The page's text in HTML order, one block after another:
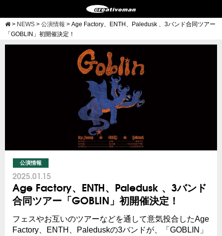
> NEWS > 公演情報 > Age Factory、ENTH、Paledusk 、3バンド合同ツアー
「GOBLIN」初開催決定！
公演情報
2025.01.15
Age Factory、ENTH、Paledusk 、3バンド
合同ツアー「GOBLIN」初開催決定！
フェスやお互いのツアーなどを通して意気投合したAge
Factory、ENTH、Paleduskの3バンドが、「GOBLIN」